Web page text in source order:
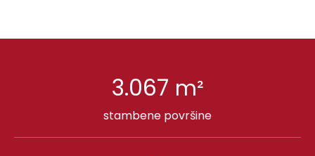
3.067 m²
stambene površine